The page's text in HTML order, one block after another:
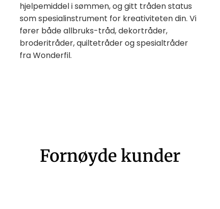
hjelpemiddel i sømmen, og gitt tråden status
som spesialinstrument for kreativiteten din. Vi
fører både allbruks-tråd, dekortråder,
broderitråder, quiltetråder og spesialtråder
fra Wonderfil.
Fornøyde kunder